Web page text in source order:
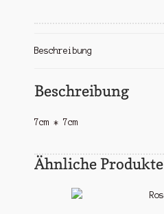
Beschreibung
Beschreibung
7cm * 7cm
Ähnliche Produkte